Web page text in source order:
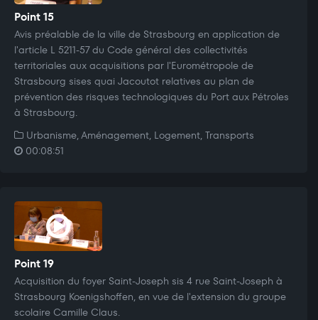
Point 15
Avis préalable de la ville de Strasbourg en application de
l'article L 5211-57 du Code général des collectivités
territoriales aux acquisitions par l'Eurométropole de
Strasbourg sises quai Jacoutot relatives au plan de
prévention des risques technologiques du Port aux Pétroles
à Strasbourg.
Urbanisme, Aménagement, Logement, Transports
00:08:51
Point 19
Acquisition du foyer Saint-Joseph sis 4 rue Saint-Joseph à
Strasbourg Koenigshoffen, en vue de l'extension du groupe
scolaire Camille Claus.